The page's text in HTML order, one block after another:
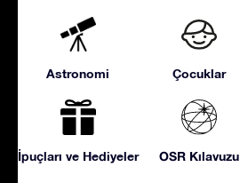
Astronomi Çocuklar
İpuçları ve Hediyeler OSR Kılavuzu